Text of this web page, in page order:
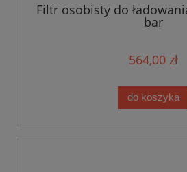
Filtr osobisty do
bar
564,00 zł
do koszyka